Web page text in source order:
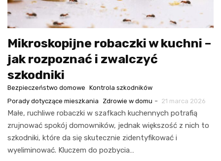
Mikroskopijne robaczki w kuchni –
jak rozpoznać i zwalczyć
szkodniki
Bezpieczeństwo domowe Kontrola szkodników
Porady dotyczące mieszkania
Zdrowie w domu - 21 marca 2026
Małe, ruchliwe robaczki w szafkach kuchennych potrafią
zrujnować spokój domowników, jednak większość z nich to
szkodniki, które da się skutecznie zidentyfikować i
wyeliminować. Kluczem do pozbycia…